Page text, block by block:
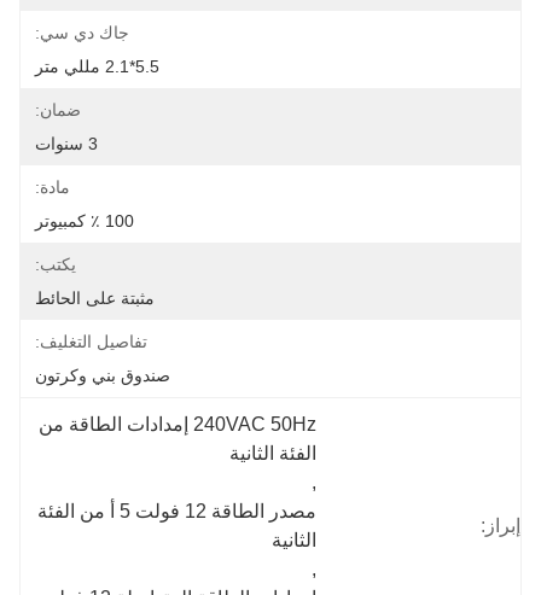
جاك دي سي:
5.5*2.1 مللي متر
ضمان:
3 سنوات
مادة:
100 ٪ كمبيوتر
يكتب:
مثبتة على الحائط
تفاصيل التغليف:
صندوق بني وكرتون
إبراز:
الفئة الثانية
,
الثانية
,